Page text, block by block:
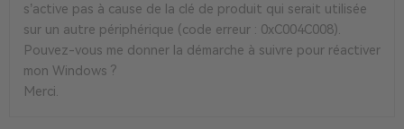
s’active pas à cause de la clé de produit qui serait utilisée
sur un autre périphérique (code erreur : 0xC004C008).
Pouvez-vous me donner la démarche à suivre pour réactiver
mon Windows ?
Merci.